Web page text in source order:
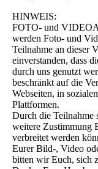
HINWEIS:
FOTO- und
werden Foto- und
Teilnahme an dieser
einverstanden, dass
durch uns genutzt
beschränkt auf die
Webseiten, in
Plattformen.
Durch die Teilnahme
weitere Zustimmung
verbreitet werden
Eurer Bild-, Video
bitten wir Euch, sich